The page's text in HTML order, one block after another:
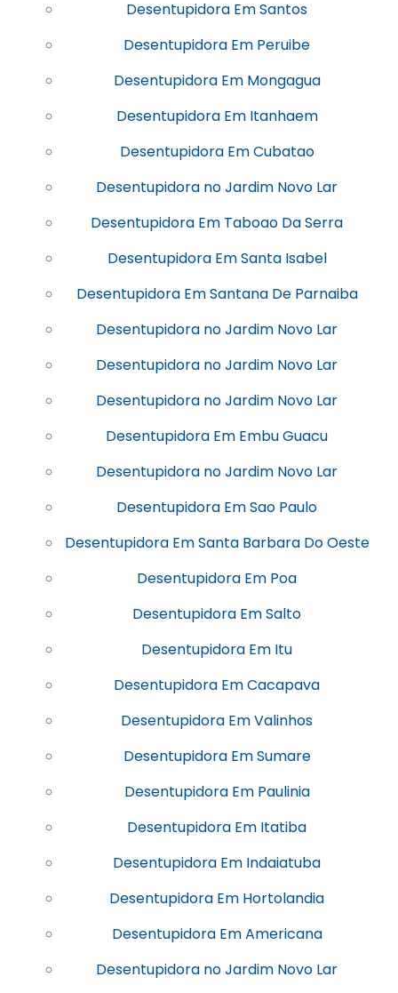
Desentupidora Em Santos
Desentupidora Em Peruibe
Desentupidora Em Mongagua
Desentupidora Em Itanhaem
Desentupidora Em Cubatao
Desentupidora no Jardim Novo Lar
Desentupidora Em Taboao Da Serra
Desentupidora Em Santa Isabel
Desentupidora Em Santana De Parnaiba
Desentupidora no Jardim Novo Lar
Desentupidora no Jardim Novo Lar
Desentupidora no Jardim Novo Lar
Desentupidora Em Embu Guacu
Desentupidora no Jardim Novo Lar
Desentupidora Em Sao Paulo
Desentupidora Em Santa Barbara Do Oeste
Desentupidora Em Poa
Desentupidora Em Salto
Desentupidora Em Itu
Desentupidora Em Cacapava
Desentupidora Em Valinhos
Desentupidora Em Sumare
Desentupidora Em Paulinia
Desentupidora Em Itatiba
Desentupidora Em Indaiatuba
Desentupidora Em Hortolandia
Desentupidora Em Americana
Desentupidora no Jardim Novo Lar